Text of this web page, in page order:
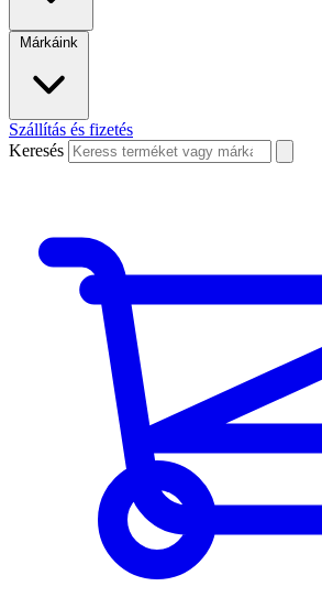
Márkáink
Szállítás és fizetés
Keresés